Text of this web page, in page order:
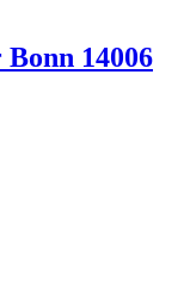
14006